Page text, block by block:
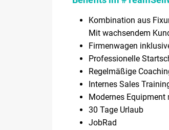
Kombination aus
Mit wachsendem
Firmenwagen
Professionelle
Regelmäßige
Internes Sales
Modernes
30 Tage Urlaub
JobRad